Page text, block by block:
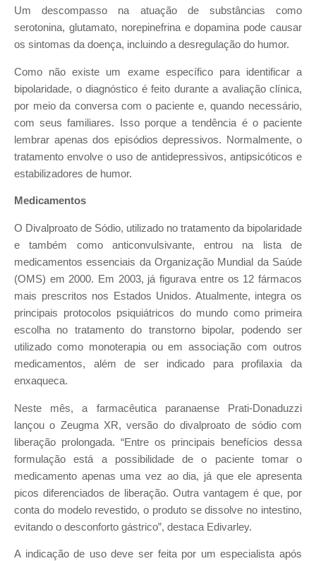
Um descompasso na atuação de substâncias como
serotonina, glutamato, norepinefrina e dopamina pode causar
os sintomas da doença, incluindo a desregulação do humor.
Como não existe um exame específico para identificar a
bipolaridade, o diagnóstico é feito durante a avaliação clínica,
por meio da conversa com o paciente e, quando necessário,
com seus familiares. Isso porque a tendência é o paciente
lembrar apenas dos episódios depressivos. Normalmente, o
tratamento envolve o uso de antidepressivos, antipsicóticos e
estabilizadores de humor.
Medicamentos
O Divalproato de Sódio, utilizado no tratamento da bipolaridade
e também como anticonvulsivante, entrou na lista de
medicamentos essenciais da Organização Mundial da Saúde
(OMS) em 2000. Em 2003, já figurava entre os 12 fármacos
mais prescritos nos Estados Unidos. Atualmente, integra os
principais protocolos psiquiátricos do mundo como primeira
escolha no tratamento do transtorno bipolar, podendo ser
utilizado como monoterapia ou em associação com outros
medicamentos, além de ser indicado para profilaxia da
enxaqueca.
Neste mês, a farmacêutica paranaense Prati-Donaduzzi
lançou o Zeugma XR, versão do divalproato de sódio com
liberação prolongada. “Entre os principais benefícios dessa
formulação está a possibilidade de o paciente tomar o
medicamento apenas uma vez ao dia, já que ele apresenta
picos diferenciados de liberação. Outra vantagem é que, por
conta do modelo revestido, o produto se dissolve no intestino,
evitando o desconforto gástrico”, destaca Edivarley.
A indicação de uso deve ser feita por um especialista após